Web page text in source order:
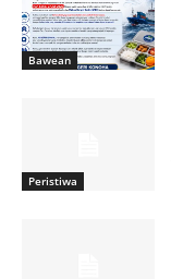
Bawean
Peristiwa